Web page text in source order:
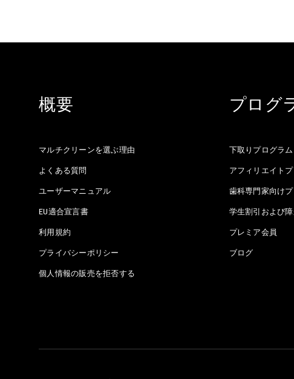
概要
マルチクリーンを選ぶ理由
よくある質問
ユーザーマニュアル
EU適合宣言書
利用規約
プライバシーポリシー
個人情報の販売を拒否する
プログ
下取りプログラム
アフィリエイト
歯科専門家向け
学生割引および
プレミア会員
ブログ